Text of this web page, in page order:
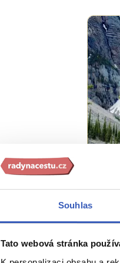
Souhlas
Tato webová stránka